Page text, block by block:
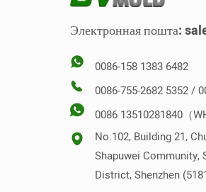
Электронная пошта:
0086-158 1383 6482
0086-755-2682 5352 /
0086 13510281840（
No.102, Building 21,
Shapuwei Community,
District, Shenzhen